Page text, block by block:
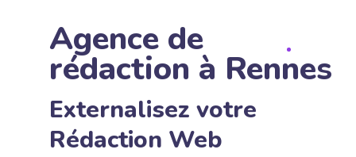
Agence de
rédaction à Rennes
Externalisez votre
Rédaction Web